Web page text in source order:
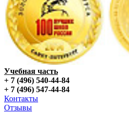
Учебная часть
+ 7 (496) 540-44-84
+ 7 (496) 547-44-84
Контакты
Отзывы